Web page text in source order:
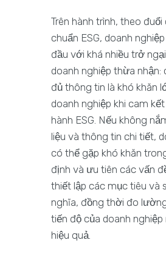
Trên hành trình, theo đuổi
chuẩn ESG, doanh
đầu với khá nhiều trở
doanh nghiệp thừa
đủ thông tin là khó khăn
doanh nghiệp khi cam
hành ESG. Nếu không
liệu và thông tin chi tiết,
có thể gặp khó khăn
định và ưu tiên các vấn
thiết lập các mục tiêu và
nghĩa, đồng thời đo
tiến độ của doanh
hiệu quả.